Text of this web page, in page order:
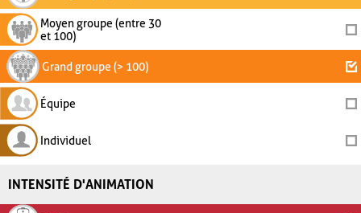
Moyen groupe (entre 30
et 100)
Grand groupe (> 100)
Équipe
Individuel
INTENSITÉ D'ANIMATION